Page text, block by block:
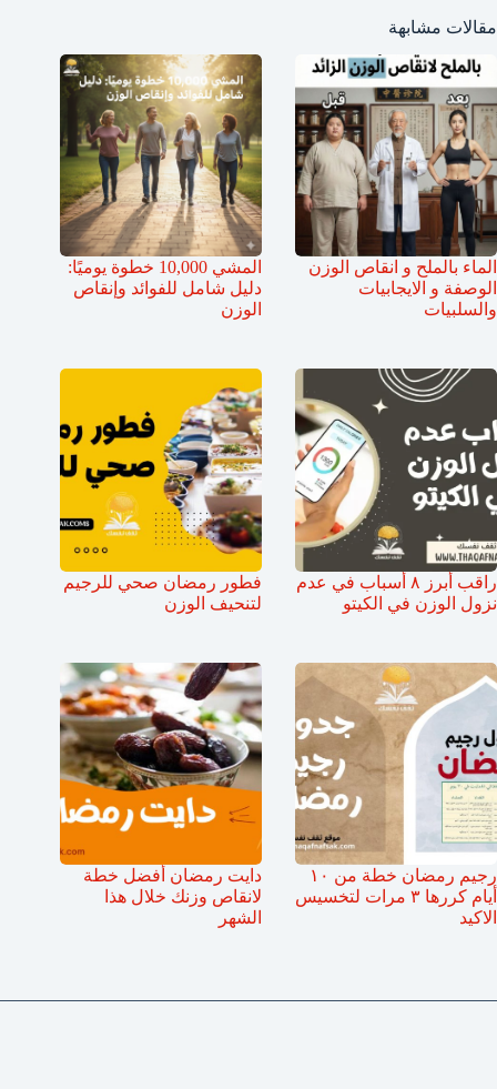
مقالات مشابهة
الماء بالملح و انقاص الوزن
الوصفة و الايجابيات
والسلبيات
المشي 10,000 خطوة يوميًا:
دليل شامل للفوائد وإنقاص
الوزن
راقب أبرز ٨ أسباب في عدم
نزول الوزن في الكيتو
فطور رمضان صحي للرجيم
لتنحيف الوزن
رجيم رمضان خطة من ١٠
أيام كررها ٣ مرات لتخسيس
الاكيد
دايت رمضان أفضل خطة
لانقاص وزنك خلال هذا
الشهر